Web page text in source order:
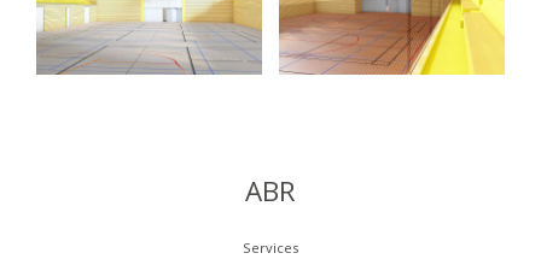
ABR
Services